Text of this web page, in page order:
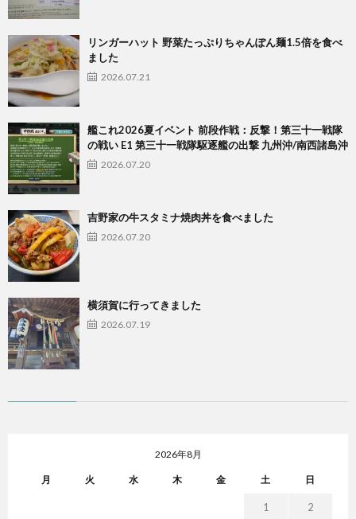
リンガーハット 野菜たっぷりちゃんぽん麺1.5倍を食べ
ました
2026.07.21
艦これ2026夏イベント 前段作戦：反撃！第三十一戦隊
の戦い E1 第三十一戦隊駆逐艦の出撃 九州沖/南西諸島沖
2026.07.20
吉野家の牛スタミナ焼肉丼を食べました
2026.07.20
横須賀に行ってきました
2026.07.19
2026年8月
月 火 水 木 金 土 日
1 2